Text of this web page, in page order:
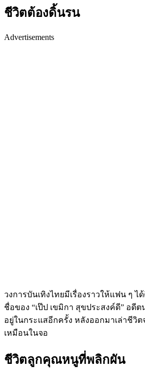
ชีวิตต้องดิ้นรน
Advertisements
วงการบันเทิงไทยมีเรื่องราวให้แฟน ๆ
ชื่อของ “เป๊ป เขมิกา สุขประสงค์ดี” อดีต
อยู่ในกระแสอีกครั้ง หลังออกมาเล่าชีวิต
เหมือนในจอ
ชีวิตลูกคุณหนูที่พลิกผัน